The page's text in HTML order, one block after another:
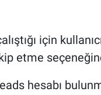
için
etme
hesabı